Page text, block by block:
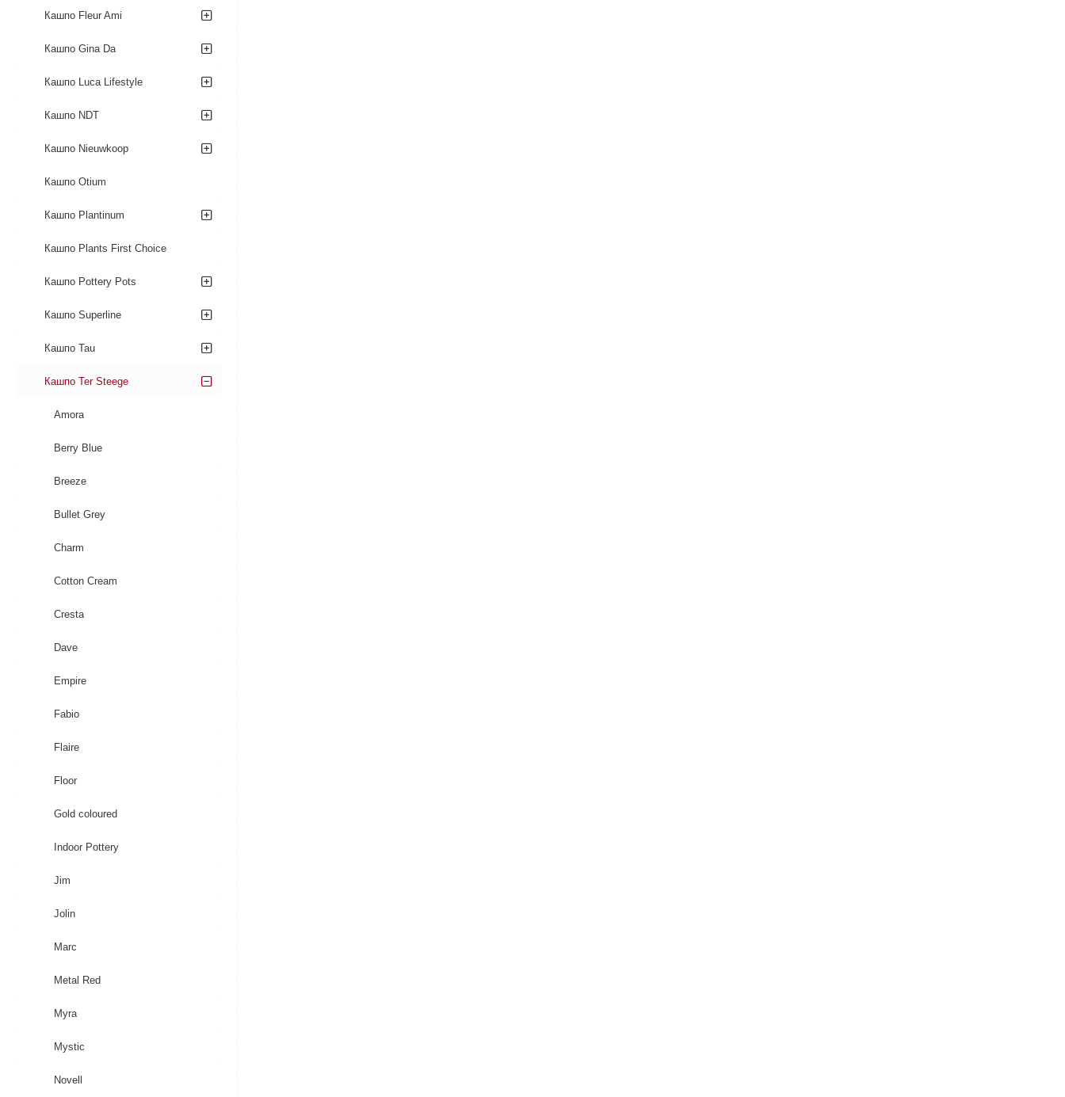
Кашпо Fleur Ami
Кашпо Gina Da
Кашпо Luca Lifestyle
Кашпо NDT
Кашпо Nieuwkoop
Кашпо Otium
Кашпо Plantinum
Кашпо Plants First Choice
Кашпо Pottery Pots
Кашпо Superline
Кашпо Tau
Кашпо Ter Steege
Amora
Berry Blue
Breeze
Bullet Grey
Charm
Cotton Cream
Cresta
Dave
Empire
Fabio
Flaire
Floor
Gold coloured
Indoor Pottery
Jim
Jolin
Marc
Metal Red
Myra
Mystic
Novell